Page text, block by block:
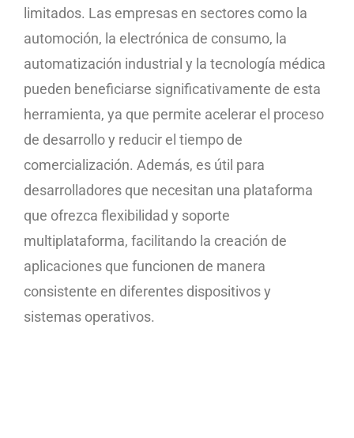
limitados. Las empresas en sectores como la
automoción, la electrónica de consumo, la
automatización industrial y la tecnología médica
pueden beneficiarse significativamente de esta
herramienta, ya que permite acelerar el proceso
de desarrollo y reducir el tiempo de
comercialización. Además, es útil para
desarrolladores que necesitan una plataforma
que ofrezca flexibilidad y soporte
multiplataforma, facilitando la creación de
aplicaciones que funcionen de manera
consistente en diferentes dispositivos y
sistemas operativos.